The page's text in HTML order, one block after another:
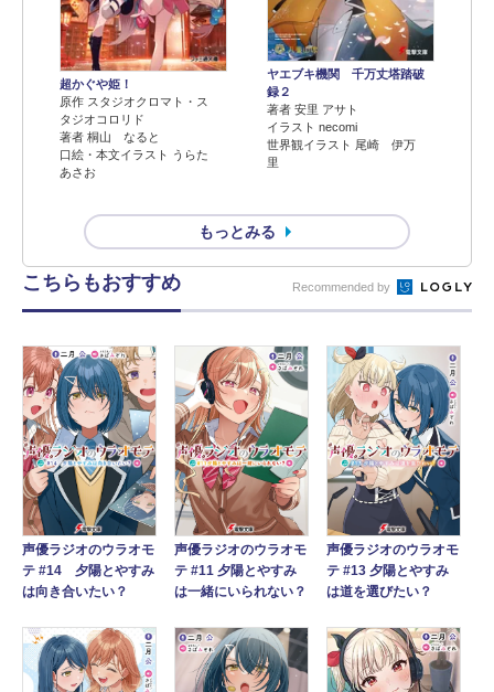
超かぐや姫！
原作 スタジオクロマト・ス
タジオコロリド
著者 桐山 なると
口絵・本文イラスト うらた
あさお
ヤエブキ機関 千万丈塔踏破
録２
著者 安里 アサト
イラスト necomi
世界観イラスト 尾崎 伊万
里
もっとみる
こちらもおすすめ Recommended by
声優ラジオのウラオモ
テ #14 夕陽とやすみ
は向き合いたい？
声優ラジオのウラオモ
テ #11 夕陽とやすみ
は一緒にいられない？
声優ラジオのウラオモ
テ #13 夕陽とやすみ
は道を選びたい？